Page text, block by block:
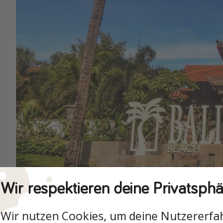
Wir respektieren deine
Wir nutzen Cookies, um deine